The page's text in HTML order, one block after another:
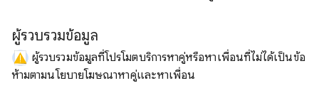
ผู้รวบรวมข้อมูล
ผู้รวบรวมข้อมูลที่โปรโมตบริการหาคู่หรือหาเพื่อนที่ไม่ได้เป็นข้อ
ห้ามตามนโยบายโฆษณาหาคู่และหาเพื่อน